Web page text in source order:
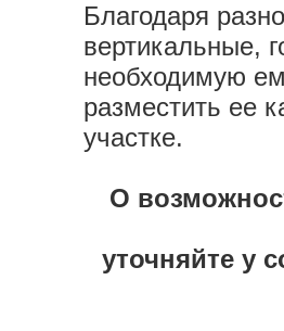
Благодаря
вертикальные,
необходимую
разместить ее
участке.
О
уточняйте у